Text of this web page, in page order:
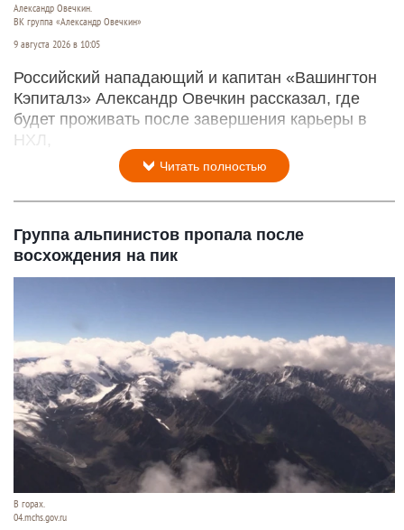
Александр Овечкин.
ВК группа «Александр Овечкин»
9 августа 2026 в 10:05
Российский нападающий и капитан «Вашингтон
Кэпиталз» Александр Овечкин рассказал, где
будет проживать после завершения карьеры в
НХЛ,
Читать полностью
Группа альпинистов пропала после
восхождения на пик
В горах.
04.mchs.gov.ru